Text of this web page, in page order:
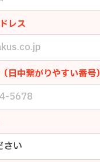
レス
日中繋がりやすい番号）